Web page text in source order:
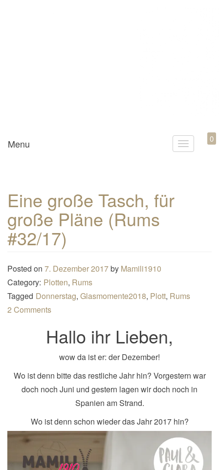
Mamili1910
T
a
Menu 0
Eine große Tasch, für
große Pläne (Rums
#32/17)
Posted on 7. Dezember 2017by Mamili1910
Category: Plotten, Rums
Tagged Donnerstag, Glasmomente2018, Plott, Rums
2 Comments
Hallo ihr Lieben,
wow da ist er: der Dezember!
Wo ist denn bitte das restliche Jahr hin? Vorgestern war
doch noch Juni und gestern lagen wir doch noch in
Spanien am Strand.
Wo ist denn schon wieder das Jahr 2017 hin?